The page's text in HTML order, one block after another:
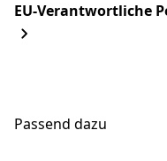
EU-Verantwortliche
Passend dazu